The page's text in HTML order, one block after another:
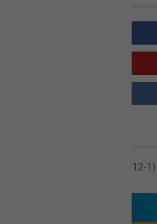
صفحات الفيسبوك التفاعلية لجميع الصفوف من (1-12